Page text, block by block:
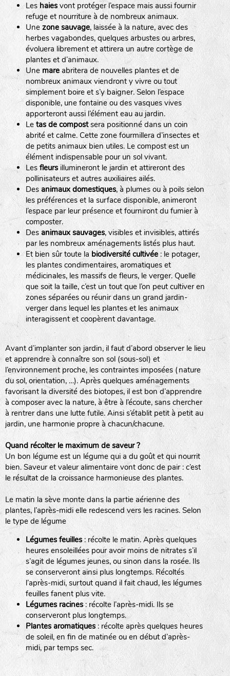
BINGENHEIMER SAATGUT (BGH)
www.bingenheimersaatgut.de
DE BOLSTER (DBO)
www.bolster.nl
GRAINE DEL PAÏS (GDP)
www.grainesdelpais.com
JARDIN EN’VIE (JEV)
LA BOITE A GRAINES (LBAG)
LA RÉFÉRENCE :F BEL20BPA1A (en haut à gauche)
F : Fleurs.
Les autres catégories étant :
E: Engrais vert
L: Légumes
A: Aromatiques
BEL : Code de la variété(Ici Belle de nuit)
(ici 2020)
BPA : Initiales du producteur ou du fournisseur de la
semence.
1 : Numéro d’ordre du lot
A : Sans calibre.
: Gros
M: Moyen calibre
P: Petit calibre
Les haiesvont protéger l’espace mais aussi fournir
refuge et nourriture à de nombreux animaux.
Une zone sauvage, laissée à la nature, avec des
herbes vagabondes, quelques arbustes ou arbres,
évoluera librement et attirera un autre cortège de
plantes et d’animaux.
Une mareabritera de nouvelles plantes et de
nombreux animaux viendront y vivre ou tout
simplement boire et s’y baigner. Selon l’espace
disponible, une fontaine ou des vasques vives
apporteront aussi l’élément eau au jardin.
Le tas de compostsera positionné dans un coin
abrité et calme. Cette zone fourmillera d’insectes et
de petits animaux bien utiles. Le compost est un
élément indispensable pour un sol vivant.
Les fleursillumineront le jardin et attireront des
pollinisateurs et autres auxiliaires ailés.
Des animaux domestiques, à plumes ou à poils selon
les préférences et la surface disponible, animeront
l’espace par leur présence et fourniront du fumier à
composter.
Des animaux sauvages, visibles et invisibles, attirés
par les nombreux aménagements listés plus haut.
Et bien sûr toute la biodiversité cultivée: le potager,
les plantes condimentaires, aromatiques et
médicinales, les massifs de fleurs, le verger. Quelle
que soit la taille, c’est un tout que l’on peut cultiver en
zones séparées ou réunir dans un grand jardin-
verger dans lequel les plantes et les animaux
interagissent et coopèrent davantage.
Avant d’implanter son jardin, il faut d’abord observer le lieu
et apprendre à connaître son sol (sous-sol) et
l’environnement proche, les contraintes imposées (nature
du sol, orientation, …). Après quelques aménagements
favorisant la diversité des biotopes, il est bon d’apprendre
à composer avec la nature, à être à l’écoute, sans chercher
à rentrer dans une lutte futile. Ainsi s’établit petit à petit au
jardin, une harmonie propre à chacun/chacune.
Quand récolter le maximum de saveur ?
Un bon légume est un légume qui a du goût et qui nourrit
bien. Saveur et valeur alimentaire vont donc de pair : c’est
le résultat de la croissance harmonieuse des plantes.
Le matin la sève monte dans la partie aérienne des
plantes, l’après-midi elle redescend vers les racines. Selon
le type de légume
Légumes feuilles: récolte le matin. Après quelques
heures ensoleillées pour avoir moins de nitrates s’il
s’agit de légumes jeunes, ou sinon dans la rosée. Ils
se conserveront ainsi plus longtemps. Récoltés
l’après-midi, surtout quand il fait chaud, les légumes
feuilles fanent plus vite.
Légumes racines: récolte l’après-midi. Ils se
conserveront plus longtemps.
Plantes aromatiques : récolte après quelques heures
de soleil, en fin de matinée ou en début d’après-
midi, par temps sec.